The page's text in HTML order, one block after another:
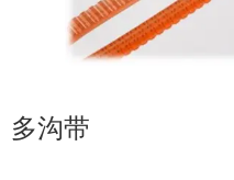
多沟带